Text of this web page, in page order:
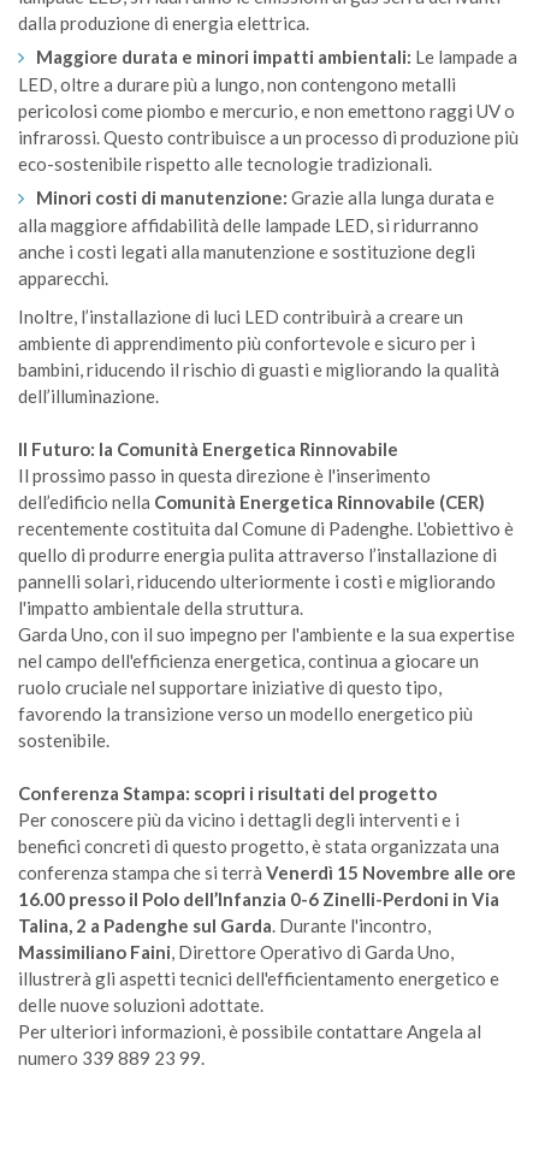
dalla produzione di energia elettrica.
Maggiore durata e minori impatti ambientali: Le lampade a
LED, oltre a durare più a lungo, non contengono metalli
pericolosi come piombo e mercurio, e non emettono raggi UV o
infrarossi. Questo contribuisce a un processo di produzione più
eco-sostenibile rispetto alle tecnologie tradizionali.
Minori costi di manutenzione: Grazie alla lunga durata e
alla maggiore affidabilità delle lampade LED, si ridurranno
anche i costi legati alla manutenzione e sostituzione degli
apparecchi.
Inoltre, l’installazione di luci LED contribuirà a creare un
ambiente di apprendimento più confortevole e sicuro per i
bambini, riducendo il rischio di guasti e migliorando la qualità
dell’illuminazione.
Il Futuro: la Comunità Energetica Rinnovabile
Il prossimo passo in questa direzione è l'inserimento
dell’edificio nella Comunità Energetica Rinnovabile (CER)
recentemente costituita dal Comune di Padenghe. L'obiettivo è
quello di produrre energia pulita attraverso l’installazione di
pannelli solari, riducendo ulteriormente i costi e migliorando
l'impatto ambientale della struttura.
Garda Uno, con il suo impegno per l'ambiente e la sua expertise
nel campo dell'efficienza energetica, continua a giocare un
ruolo cruciale nel supportare iniziative di questo tipo,
favorendo la transizione verso un modello energetico più
sostenibile.
Conferenza Stampa: scopri i risultati del progetto
Per conoscere più da vicino i dettagli degli interventi e i
benefici concreti di questo progetto, è stata organizzata una
conferenza stampa che si terrà Venerdì 15 Novembre alle ore
16.00 presso il Polo dell’Infanzia 0-6 Zinelli-Perdoni in Via
Talina, 2 a Padenghe sul Garda. Durante l'incontro,
Massimiliano Faini, Direttore Operativo di Garda Uno,
illustrerà gli aspetti tecnici dell'efficientamento energetico e
delle nuove soluzioni adottate.
Per ulteriori informazioni, è possibile contattare Angela al
numero 339 889 23 99.